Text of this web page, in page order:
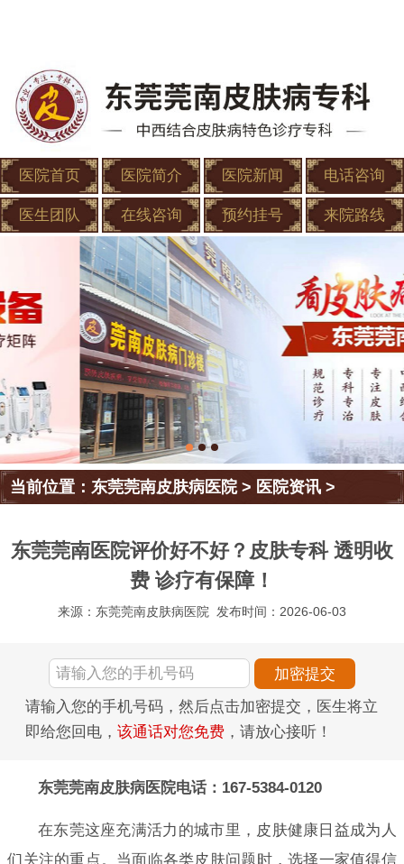
医院首页 医院简介 医院新闻 电话咨询
医生团队 在线咨询 预约挂号 来院路线
当前位置：东莞莞南皮肤病医院> 医院资讯 >
东莞莞南医院评价好不好？皮肤专科 透明收
费 诊疗有保障！
来源：东莞莞南皮肤病医院 发布时间：2026-06-03
请输入您的手机号码，然后点击加密提交，医生将立
即给您回电， 该通话对您免费 ，请放心接听！
东莞莞南皮肤病医院电话：167-5384-0120
在东莞这座充满活力的城市里，皮肤健康日益成为人
们关注的重点。当面临各类皮肤问题时，选择一家值得信